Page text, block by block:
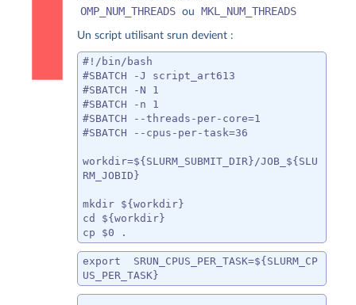
OMP_NUM_THREADS ou MKL_NUM_THREADS
Un script utilisant srun devient :
#!/bin/bash
#SBATCH -J script_art613
#SBATCH -N 1
#SBATCH -n 1
#SBATCH --threads-per-core=1
#SBATCH --cpus-per-task=36
workdir=${SLURM_SUBMIT_DIR}/JOB_${SLU
RM_JOBID}
mkdir ${workdir}
cd ${workdir}
cp $0 .
export  SRUN_CPUS_PER_TASK=${SLURM_CP
US_PER_TASK}